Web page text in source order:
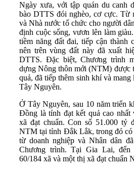
Ngày xưa, với tập quán du canh
bào DTTS đói nghèo, cơ cực. Từ
và Nhà nước tổ chức cho người
định cuộc sống, vươn lên làm
tiềm năng đất đai, tiếp cận thành
nên trên vùng đất này đã xuất
DTTS. Đặc biệt, Chương trình
dựng Nông thôn mới (NTM) được
quả, đã tiếp thêm sinh khí và
Tây Nguyên.
Ở Tây Nguyên, sau 10 năm triển
Đồng là tỉnh đạt kết quả cao nhất
xã đạt chuẩn. Con số 51.000 tỷ
NTM tại tỉnh Đắk Lắk, trong đó có
từ doanh nghiệp và Nhân dân
Chương trình. Tại Gia Lai,
60/184 xã và một thị xã đạt chuẩn